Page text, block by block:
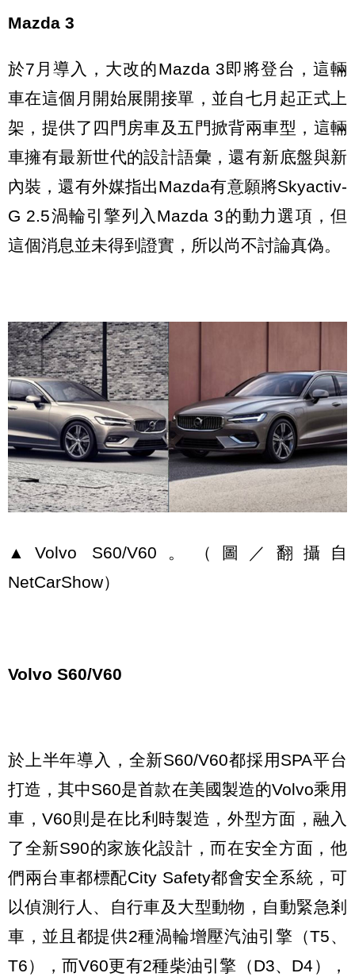
Mazda 3
於7月導入，大改的Mazda 3即將登台，這輛
車在這個月開始展開接單，並自七月起正式上
架，提供了四門房車及五門掀背兩車型，這輛
車擁有最新世代的設計語彙，還有新底盤與新
內裝，還有外媒指出Mazda有意願將Skyactiv-
G 2.5渦輪引擎列入Mazda 3的動力選項，但
這個消息並未得到證實，所以尚不討論真偽。
▲Volvo S60/V60。（圖／翻攝自
NetCarShow）
Volvo S60/V60
於上半年導入，全新S60/V60都採用SPA平台
打造，其中S60是首款在美國製造的Volvo乘用
車，V60則是在比利時製造，外型方面，融入
了全新S90的家族化設計，而在安全方面，他
們兩台車都標配City Safety都會安全系統，可
以偵測行人、自行車及大型動物，自動緊急剎
車，並且都提供2種渦輪增壓汽油引擎（T5、
T6），而V60更有2種柴油引擎（D3、D4），